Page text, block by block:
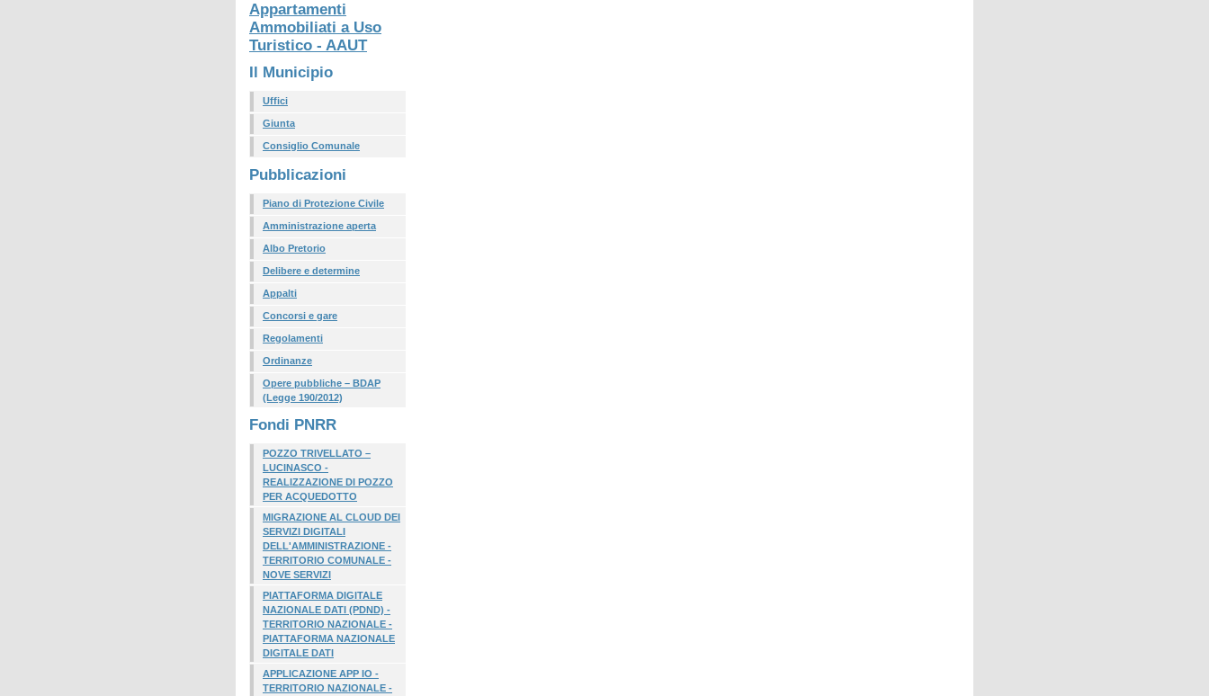
Appartamenti
Ammobiliati a Uso
Turistico - AAUT
Il Municipio
Uffici
Giunta
Consiglio Comunale
Pubblicazioni
Piano di Protezione Civile
Amministrazione aperta
Albo Pretorio
Delibere e determine
Appalti
Concorsi e gare
Regolamenti
Ordinanze
Opere pubbliche – BDAP
(Legge 190/2012)
Fondi PNRR
POZZO TRIVELLATO –
LUCINASCO -
REALIZZAZIONE DI POZZO
PER ACQUEDOTTO
MIGRAZIONE AL CLOUD DEI
SERVIZI DIGITALI
DELL'AMMINISTRAZIONE -
TERRITORIO COMUNALE -
NOVE SERVIZI
PIATTAFORMA DIGITALE
NAZIONALE DATI (PDND) -
TERRITORIO NAZIONALE -
PIATTAFORMA NAZIONALE
DIGITALE DATI
APPLICAZIONE APP IO -
TERRITORIO NAZIONALE -